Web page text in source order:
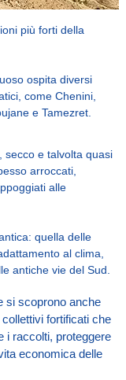
più forti della
ospita diversi
come Chenini,
e Tamezret.
secco e talvolta quasi
arroccati,
alle
quella delle
al clima,
antiche vie del Sud.
si scoprono anche
fortificati che
i raccolti, proteggere
economica delle